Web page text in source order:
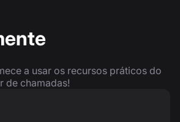
a usar os recursos práticos do
de chamadas!